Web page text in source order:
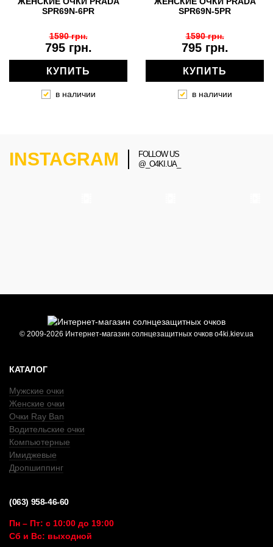
SPR69N-6PR
795 грн.
1590 грн.
КУПИТЬ
в наличии
SPR69N-5PR
795 грн.
1590 грн.
КУПИТЬ
в наличии
INSTAGRAM
FOLLOW US
@_O4KI.UA_
© 2009-2026 Интернет-магазин солнцезащитных очков o4ki.kiev.ua
КАТАЛОГ
Мужские очки
Женские очки
Очки Ray Ban
Водительские очки
Компьютерные
Имиджевые
Дропшиппинг
(063) 958-46-60
Пн – Пт: с 10:00 до 19:00
Сб и Вс: выходной